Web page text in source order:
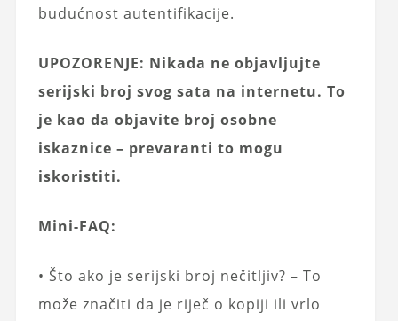
budućnost autentifikacije.
UPOZORENJE: Nikada ne objavljujte
serijski broj svog sata na internetu. To
je kao da objavite broj osobne
iskaznice – prevaranti to mogu
iskoristiti.
Mini-FAQ:
• Što ako je serijski broj nečitljiv? – To
može značiti da je riječ o kopiji ili vrlo